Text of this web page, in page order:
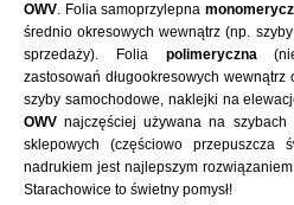
OWV. Folia samoprzylepna
średnio okresowych wewnątrz (np.
sprzedaży). Folia polimeryczna
zastosowań długookresowych
szyby samochodowe, naklejki na
OWV najczęściej używana na szybach
sklepowych (częściowo
nadrukiem jest najlepszym
Starachowice to świetny pomysł!